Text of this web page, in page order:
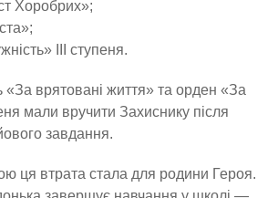
Хоробрих»;
ІІІ ступеня.
«За врятовані життя» та орден «За
мали вручити Захиснику після
завдання.
ця втрата стала для родини Героя.